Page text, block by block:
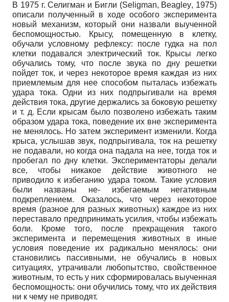
В 1975 г. Селигман и Бигли (Seligman, Beagley, 1975)
описали полученный в ходе особого эксперимента
новый механизм, который они назвали выученной
беспомощностью. Крысу, помещенную в клетку,
обучали условному рефлексу: после гудка на пол
клетки подавался электрический ток. Крысы легко
обучались тому, что после звука по дну решетки
пойдет ток, и через некоторое время каждая из них
приемлемым для нее способом пыталась избежать
удара тока. Одни из них подпрыгивали на время
действия тока, другие держались за боковую решетку
и т. д. Если крысам было позволено избежать таким
образом удара тока, поведение их вне эксперимента
не менялось. Но затем эксперимент изменили. Когда
крыса, услышав звук, подпрыгивала, ток на решетку
не подавали, но когда она падала на нее, тогда ток и
пробегал по дну клетки. Экспериментаторы делали
все, чтобы никакое действие животного не
приводило к избеганию удара током. Такие условия
были названы не- избегаемым негативным
подкреплением. Оказалось, что через некоторое
время (разное для разных животных) каждое из них
переставало предпринимать усилия, чтобы избежать
боли. Кроме того, после прекращения такого
эксперимента и перемещения животных в иные
условия поведение их радикально менялось: они
становились пассивными, не обучались в новых
ситуациях, утрачивали любопытство, свойственное
животным, то есть у них сформировалась выученная
беспомощность: они обучились тому, что их действия
ни к чему не приводят.